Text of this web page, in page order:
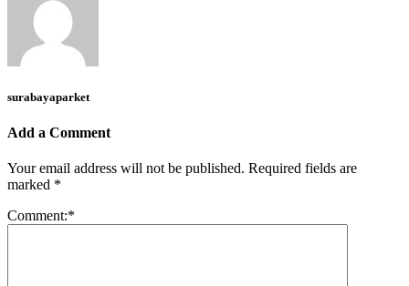
surabayaparket
Add a Comment
Your email address will not be published. Required fields are
marked *
Comment:*